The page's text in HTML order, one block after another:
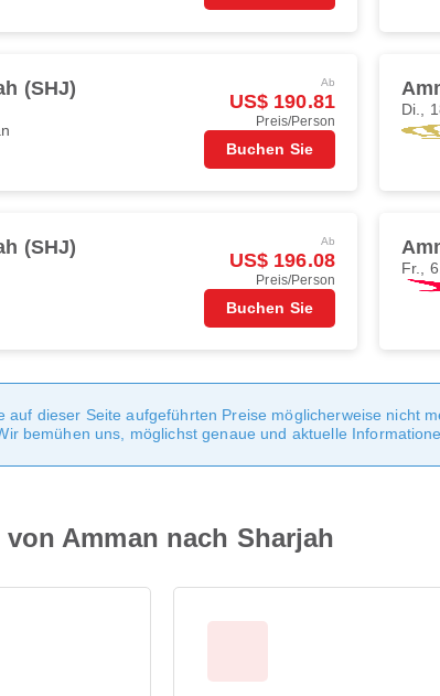
(SHJ) Ab
US$ 190.81
Preis/Person
Buchen Sie
Di.,
(SHJ) Ab
US$ 196.08
Preis/Person
Buchen Sie
Fr.,
auf dieser Seite aufgeführten Preise möglicherweise nicht
bemühen uns, möglichst genaue und aktuelle
Amman nach Sharjah